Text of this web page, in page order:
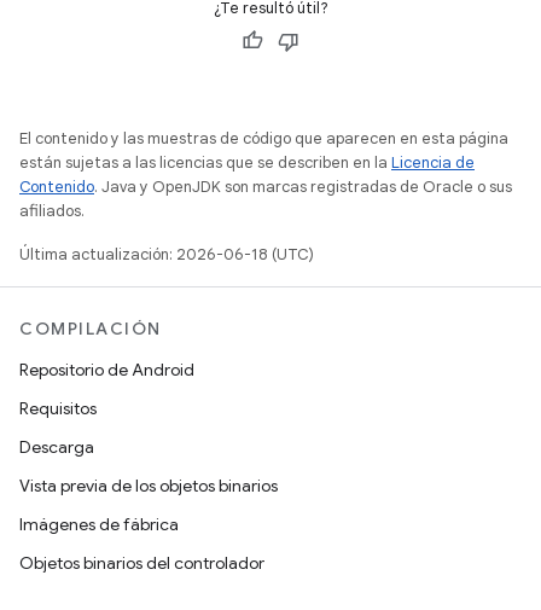
¿Te resultó útil?
El contenido y las muestras de código que aparecen en esta página
están sujetas a las licencias que se describen en la Licencia de
Contenido. Java y OpenJDK son marcas registradas de Oracle o sus
afiliados.
Última actualización: 2026-06-18 (UTC)
COMPILACIÓN
Repositorio de Android
Requisitos
Descarga
Vista previa de los objetos binarios
Imágenes de fábrica
Objetos binarios del controlador